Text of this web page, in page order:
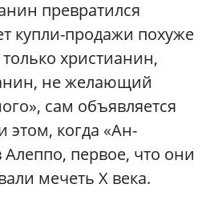
превратился
купли-продажи похуже
христианин,
не желающий
сам объявляется
когда «Ан-
первое, что они
мечеть X века.